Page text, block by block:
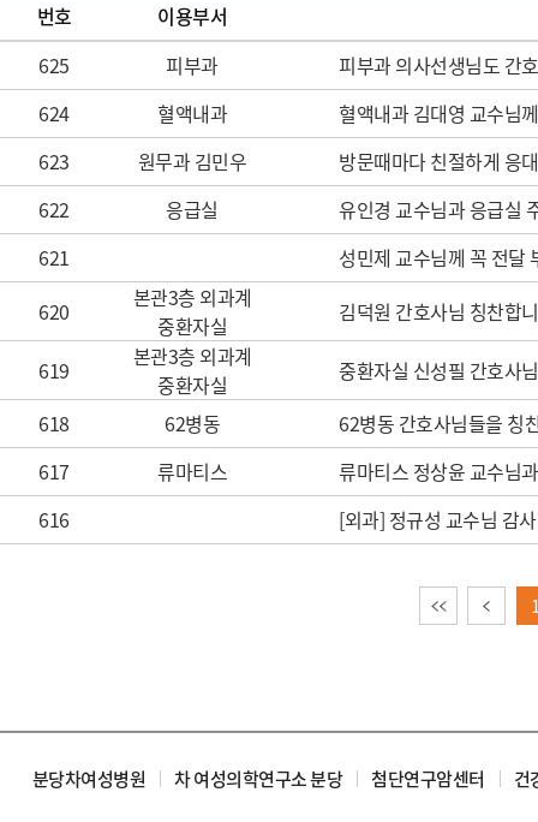
번호
이용부서
625
피부과
피부과 의사선생님도 간
624
혈액내과
혈액내과 김대영 교수님
623
원무과 김민우
방문때마다 친절하게 응
622
응급실
유인경 교수님과 응급실
621
성민제 교수님께 꼭 전달
620
본관3층 외과계
중환자실
김덕원 간호사님 칭찬합
619
본관3층 외과계
중환자실
중환자실 신성필 간호사
618
62병동
62병동 간호사님들을 칭
617
류마티스
류마티스 정상윤 교수님
616
[외과] 정규성 교수님 감
이전
분당차여성병원 차 여성의학연구소 분당 첨단연구암센터 건